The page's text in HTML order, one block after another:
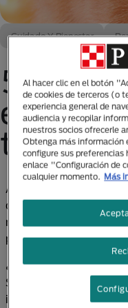
Cuidado Y Bienestar
5 tips
el
tu perro
Aquí van 5 tips que te
organizar la fiesta, de
más le gusta y solo
perfección.
¿A quién no le gusta
Sabemos que esta
importantes para
Al hacer clic en el botón
de cookies de terceros (o
experiencia general de
audiencia y recopilar
nuestros socios ofrecerle
Obtenga más información
configure sus preferencias
enlace "Configuración de
cualquier momento.
Más